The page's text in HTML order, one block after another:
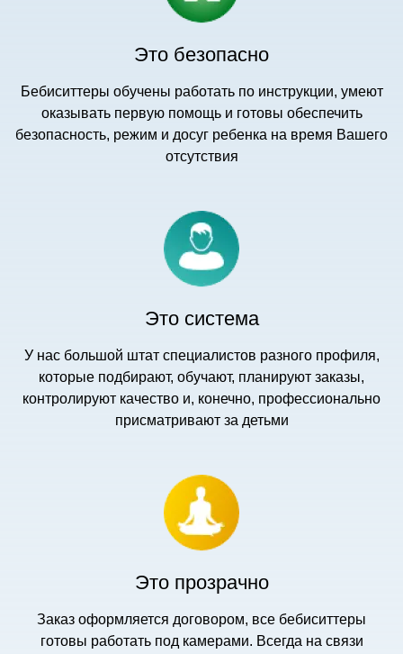
Это безопасно
Бебиситтеры обучены работать по инструкции, умеют
оказывать первую помощь и готовы обеспечить
безопасность, режим и досуг ребенка на время Вашего
отсутствия
Это система
У нас большой штат специалистов разного профиля,
которые подбирают, обучают, планируют заказы,
контролируют качество и, конечно, профессионально
присматривают за детьми
Это прозрачно
Заказ оформляется договором, все бебиситтеры
готовы работать под камерами. Всегда на связи